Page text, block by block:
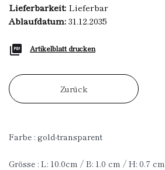
Lieferbarkeit: Lieferbar
Ablaufdatum:31.12.2035
Artikelblatt drucken
Zurück
Farbe : gold-transparent
Grösse : L: 10.0cm / B: 1.0 cm / H: 0.7 cm